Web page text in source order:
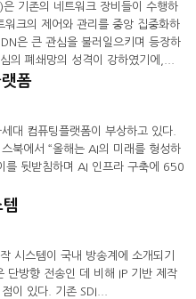
존의 네트워크 장비들이 수행하
크의 제어와 관리를 중앙 집중화하
은 큰 관심을 불러일으키며 등장하
의 폐쇄망의 성격이 강하였기에,...
폼
대 컴퓨팅플랫폼이 부상하고 있다.
북에서 “올해는 AI의 미래를 형성하
를 뒷받침하며 AI 인프라 구축에 650
시스템이 국내 방송계에 소개되기
단방향 전송인 데 비해 IP 기반 제작
이 있다. 기존 SDI...